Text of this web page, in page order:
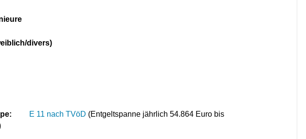
divers)
E 11 nach TVöD (Entgeltspanne jährlich 54.864 Euro bis